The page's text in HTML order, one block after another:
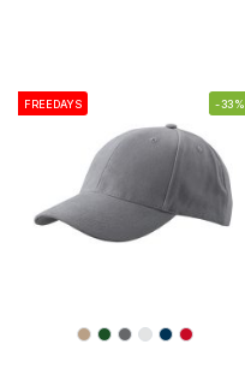
FREEDAYS -33%